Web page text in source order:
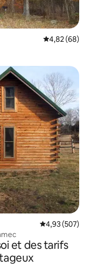
Évaluation
4,82 (68)
Évaluation
4,93 (507)
et des tarifs